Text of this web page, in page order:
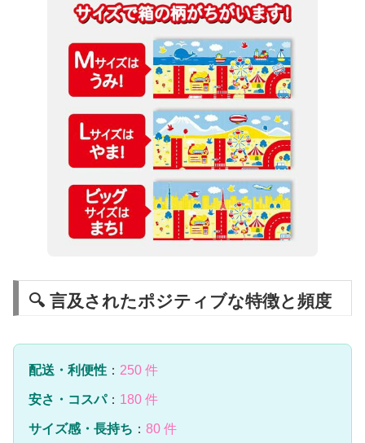
🔍 言及されたポジティブな特徴と頻度
配送・利便性 ： 250 件
安さ・コスパ： 180 件
サイズ感・長持ち ：80 件